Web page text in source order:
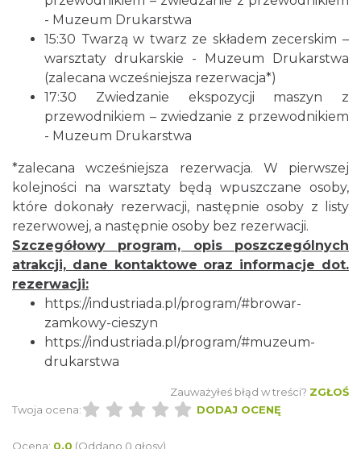
- Muzeum Drukarstwa
15:30 Twarzą w twarz ze składem zecerskim –
warsztaty drukarskie - Muzeum Drukarstwa
(zalecana wcześniejsza rezerwacja*)
17:30 Zwiedzanie ekspozycji maszyn z
przewodnikiem – zwiedzanie z przewodnikiem
- Muzeum Drukarstwa
*zalecana wcześniejsza rezerwacja. W pierwszej
kolejności na warsztaty będą wpuszczane osoby,
które dokonały rezerwacji, następnie osoby z listy
rezerwowej, a następnie osoby bez rezerwacji.
Szczegółowy program, opis poszczególnych
atrakcji, dane kontaktowe oraz informacje dot.
rezerwacji:
https://industriada.pl/program/#browar-
zamkowy-cieszyn
https://industriada.pl/program/#muzeum-
drukarstwa
Zauważyłeś błąd w treści? ZGŁOŚ
Twoja ocena:
DODAJ OCENĘ
Ocena: 0.0 (Oddano 0 głosy)